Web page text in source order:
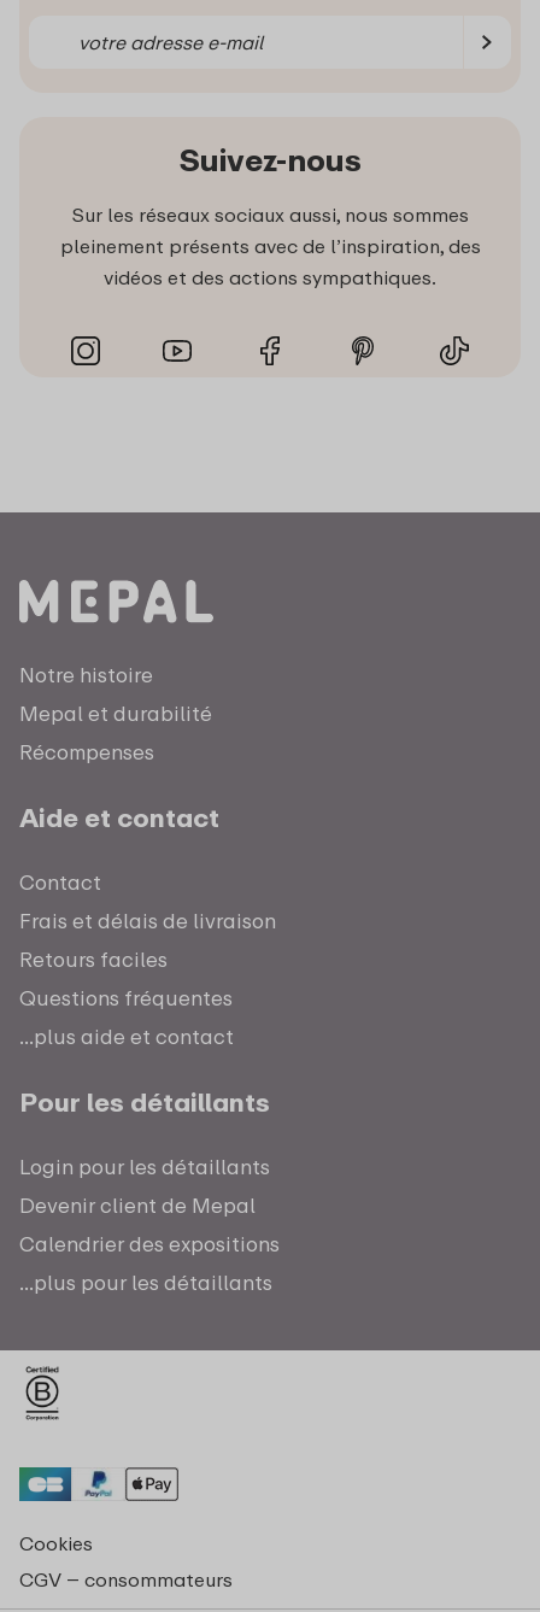
Suivez-nous
Sur les réseaux sociaux aussi, nous sommes
pleinement présents avec de l’inspiration, des
vidéos et des actions sympathiques.
Notre histoire
Mepal et durabilité
Récompenses
Aide et contact
Contact
Frais et délais de livraison
Retours faciles
Questions fréquentes
...plus aide et contact
Pour les détaillants
Login pour les détaillants
Devenir client de Mepal
Calendrier des expositions
...plus pour les détaillants
Cookies
CGV – consommateurs